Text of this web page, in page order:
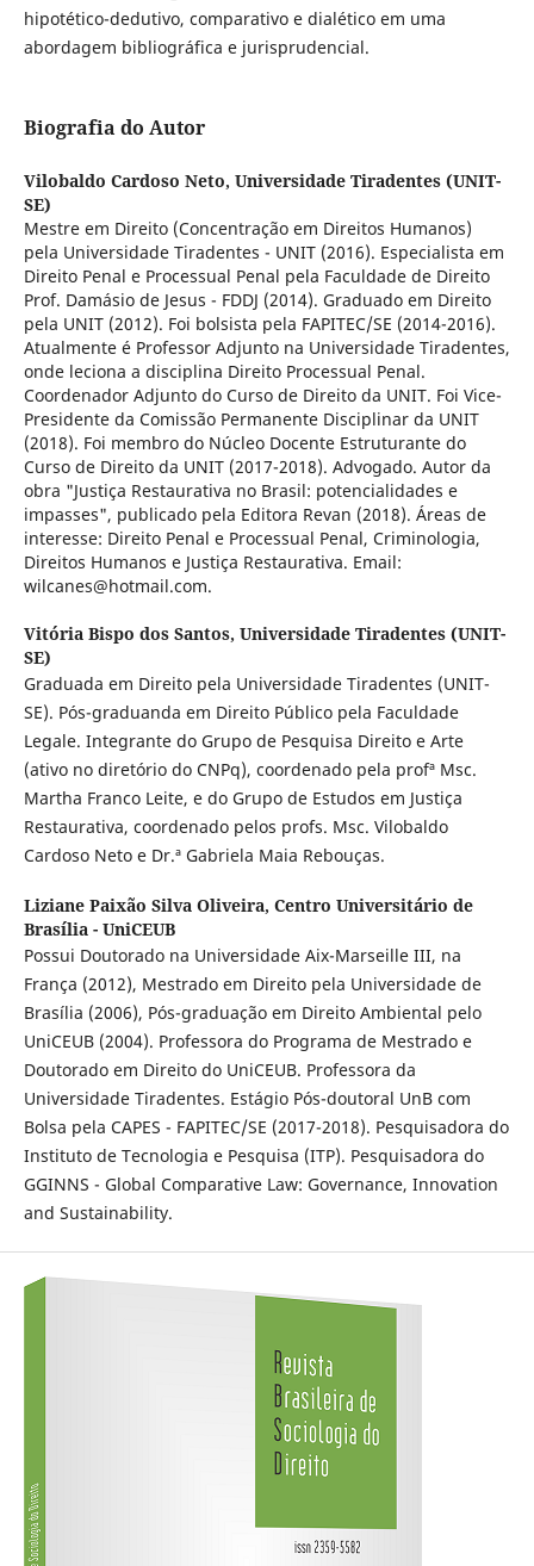
hipotético-dedutivo, comparativo e dialético em uma
abordagem bibliográfica e jurisprudencial.
Biografia do Autor
Vilobaldo Cardoso Neto, Universidade Tiradentes (UNIT-
SE)
Mestre em Direito (Concentração em Direitos Humanos)
pela Universidade Tiradentes - UNIT (2016). Especialista em
Direito Penal e Processual Penal pela Faculdade de Direito
Prof. Damásio de Jesus - FDDJ (2014). Graduado em Direito
pela UNIT (2012). Foi bolsista pela FAPITEC/SE (2014-2016).
Atualmente é Professor Adjunto na Universidade Tiradentes,
onde leciona a disciplina Direito Processual Penal.
Coordenador Adjunto do Curso de Direito da UNIT. Foi Vice-
Presidente da Comissão Permanente Disciplinar da UNIT
(2018). Foi membro do Núcleo Docente Estruturante do
Curso de Direito da UNIT (2017-2018). Advogado. Autor da
obra "Justiça Restaurativa no Brasil: potencialidades e
impasses", publicado pela Editora Revan (2018). Áreas de
interesse: Direito Penal e Processual Penal, Criminologia,
Direitos Humanos e Justiça Restaurativa. Email:
wilcanes@hotmail.com.
Vitória Bispo dos Santos, Universidade Tiradentes (UNIT-
SE)
Graduada em Direito pela Universidade Tiradentes (UNIT-
SE). Pós-graduanda em Direito Público pela Faculdade
Legale. Integrante do Grupo de Pesquisa Direito e Arte
(ativo no diretório do CNPq), coordenado pela profª Msc.
Martha Franco Leite, e do Grupo de Estudos em Justiça
Restaurativa, coordenado pelos profs. Msc. Vilobaldo
Cardoso Neto e Dr.ª Gabriela Maia Rebouças.
Liziane Paixão Silva Oliveira, Centro Universitário de
Brasília - UniCEUB
Possui Doutorado na Universidade Aix-Marseille III, na
França (2012), Mestrado em Direito pela Universidade de
Brasília (2006), Pós-graduação em Direito Ambiental pelo
UniCEUB (2004). Professora do Programa de Mestrado e
Doutorado em Direito do UniCEUB. Professora da
Universidade Tiradentes. Estágio Pós-doutoral UnB com
Bolsa pela CAPES - FAPITEC/SE (2017-2018). Pesquisadora do
Instituto de Tecnologia e Pesquisa (ITP). Pesquisadora do
GGINNS - Global Comparative Law: Governance, Innovation
and Sustainability.